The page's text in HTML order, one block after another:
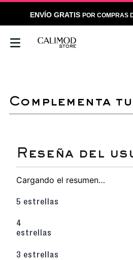
ENVÍO GRATIS POR COMPRAS
complementa
Cargando el resumen…
5 estrellas
4
estrellas
3 estrellas